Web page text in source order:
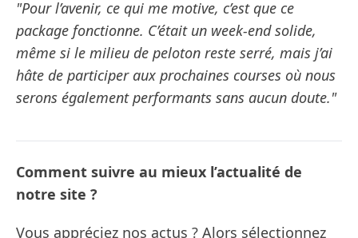
"Pour l’avenir, ce qui me motive, c’est que ce
package fonctionne. C’était un week-end solide,
même si le milieu de peloton reste serré, mais j’ai
hâte de participer aux prochaines courses où nous
serons également performants sans aucun doute."
Comment suivre au mieux l’actualité de
notre site ?
Vous appréciez nos actus ? Alors sélectionnez